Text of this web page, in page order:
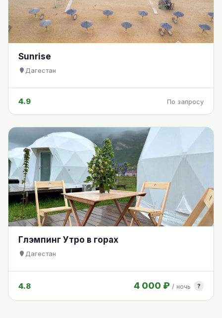
Sunrise
Дагестан
4.9 По запросу
Глэмпинг Утро в горах
Дагестан
4.8 4 000 ₽ / ночь ?